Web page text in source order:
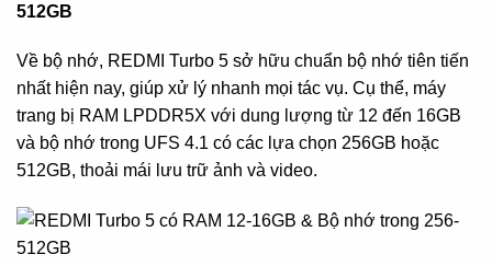
512GB
Về bộ nhớ, REDMI Turbo 5 sở hữu chuẩn bộ nhớ tiên tiến
nhất hiện nay, giúp xử lý nhanh mọi tác vụ. Cụ thể, máy
trang bị RAM LPDDR5X với dung lượng từ 12 đến 16GB
và bộ nhớ trong UFS 4.1 có các lựa chọn 256GB hoặc
512GB, thoải mái lưu trữ ảnh và video.